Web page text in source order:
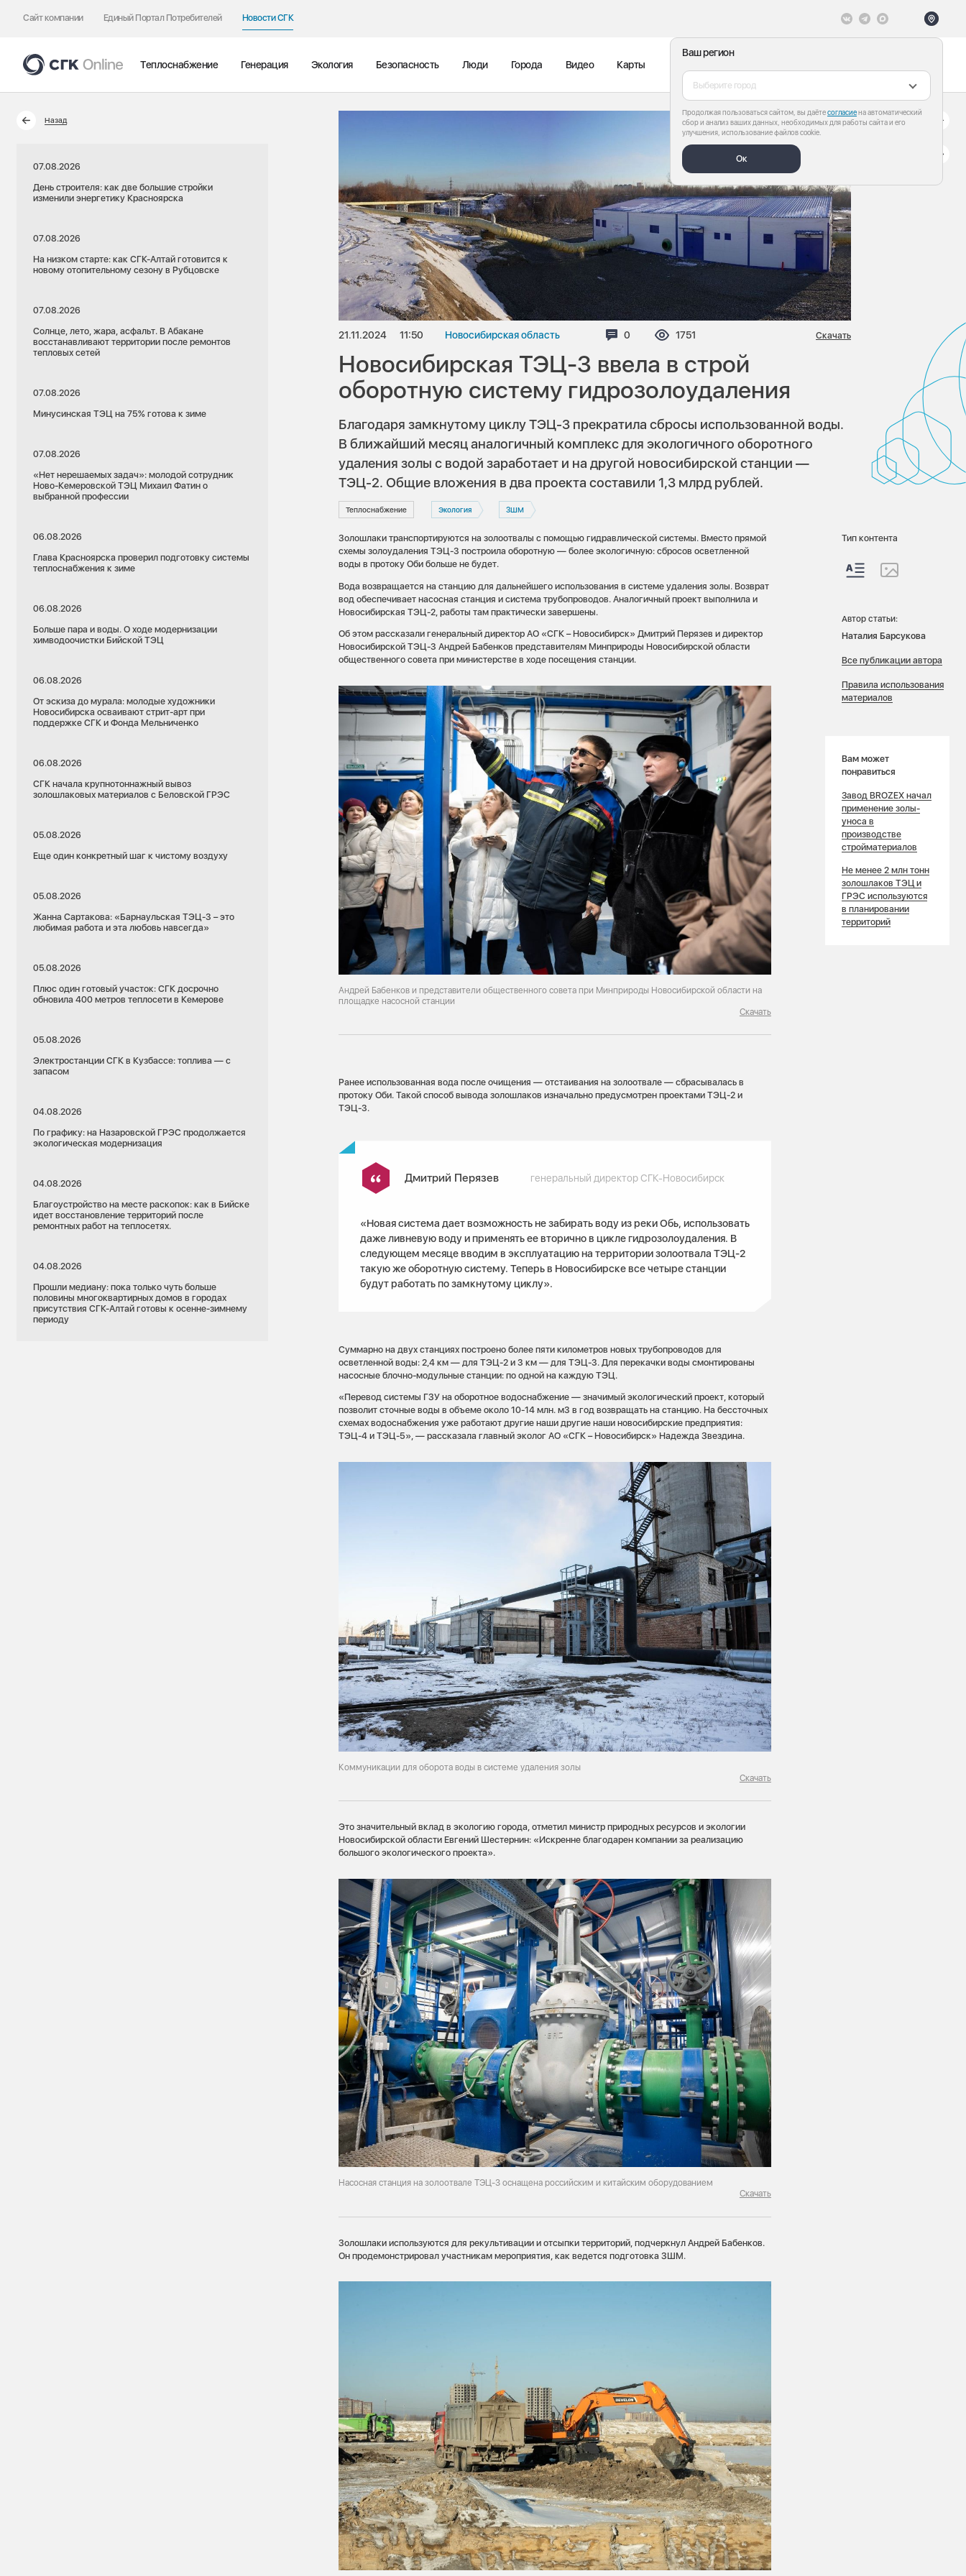
Сайт компании Единый Портал Потребителей Новости СГК
Ваш регион
Выберите город
Продолжая пользоваться сайтом, вы даётесогласиена автоматический
сбор и анализ ваших данных, необходимых для работы сайта и его
улучшения, использование файлов cookie.
Ок
Теплоснабжение Генерация Экология Безопасность Люди Города Видео Карты
Назад
07.08.2026
День строителя: как две большие стройки
изменили энергетику Красноярска
07.08.2026
На низком старте: как СГК-Алтай готовится к
новому отопительному сезону в Рубцовске
07.08.2026
Солнце, лето, жара, асфальт. В Абакане
восстанавливают территории после ремонтов
тепловых сетей
07.08.2026
Минусинская ТЭЦ на 75% готова к зиме
07.08.2026
«Нет нерешаемых задач»: молодой сотрудник
Ново-Кемеровской ТЭЦ Михаил Фатин о
выбранной профессии
06.08.2026
Глава Красноярска проверил подготовку системы
теплоснабжения к зиме
06.08.2026
Больше пара и воды. О ходе модернизации
химводоочистки Бийской ТЭЦ
06.08.2026
От эскиза до мурала: молодые художники
Новосибирска осваивают стрит-арт при
поддержке СГК и Фонда Мельниченко
06.08.2026
СГК начала крупнотоннажный вывоз
золошлаковых материалов с Беловской ГРЭС
05.08.2026
Еще один конкретный шаг к чистому воздуху
05.08.2026
Жанна Сартакова: «Барнаульская ТЭЦ-3 – это
любимая работа и эта любовь навсегда»
05.08.2026
Плюс один готовый участок: СГК досрочно
обновила 400 метров теплосети в Кемерове
05.08.2026
Электростанции СГК в Кузбассе: топлива — с
запасом
04.08.2026
По графику: на Назаровской ГРЭС продолжается
экологическая модернизация
04.08.2026
Благоустройство на месте раскопок: как в Бийске
идет восстановление территорий после
ремонтных работ на теплосетях.
04.08.2026
Прошли медиану: пока только чуть больше
половины многоквартирных домов в городах
присутствия СГК-Алтай готовы к осенне-зимнему
периоду
21.11.2024 11:50 Новосибирская область Комментариев:
0 Просмотров:
1751 Скачать
Новосибирская ТЭЦ-3 ввела в строй
оборотную систему гидрозолоудаления
Благодаря замкнутому циклу ТЭЦ-3 прекратила сбросы использованной воды.
В ближайший месяц аналогичный комплекс для экологичного оборотного
удаления золы с водой заработает и на другой новосибирской станции —
ТЭЦ-2. Общие вложения в два проекта составили 1,3 млрд рублей.
Теплоснабжение Экология ЗШМ
Золошлаки транспортируются на золоотвалы с помощью гидравлической системы. Вместо прямой
схемы золоудаления ТЭЦ-3 построила оборотную — более экологичную: сбросов осветленной
воды в протоку Оби больше не будет.
Вода возвращается на станцию для дальнейшего использования в системе удаления золы. Возврат
вод обеспечивает насосная станция и система трубопроводов. Аналогичный проект выполнила и
Новосибирская ТЭЦ-2, работы там практически завершены.
Об этом рассказали генеральный директор АО «СГК – Новосибирск» Дмитрий Перязев и директор
Новосибирской ТЭЦ-3 Андрей Бабенков представителям Минприроды Новосибирской области
общественного совета при министерстве в ходе посещения станции.
Андрей Бабенков и представители общественного совета при Минприроды Новосибирской области на
площадке насосной станции
Скачать
Ранее использованная вода после очищения — отстаивания на золоотвале — сбрасывалась в
протоку Оби. Такой способ вывода золошлаков изначально предусмотрен проектами ТЭЦ-2 и
ТЭЦ-3.
Дмитрий Перязев генеральный директор СГК-Новосибирск
«Новая система дает возможность не забирать воду из реки Обь, использовать
даже ливневую воду и применять ее вторично в цикле гидрозолоудаления. В
следующем месяце вводим в эксплуатацию на территории золоотвала ТЭЦ-2
такую же оборотную систему. Теперь в Новосибирске все четыре станции
будут работать по замкнутому циклу».
Суммарно на двух станциях построено более пяти километров новых трубопроводов для
осветленной воды: 2,4 км — для ТЭЦ-2 и 3 км — для ТЭЦ-3. Для перекачки воды смонтированы
насосные блочно-модульные станции: по одной на каждую ТЭЦ.
«Перевод системы ГЗУ на оборотное водоснабжение — значимый экологический проект, который
позволит сточные воды в объеме около 10-14 млн. м3 в год возвращать на станцию. На бессточных
схемах водоснабжения уже работают другие наши другие наши новосибирские предприятия:
ТЭЦ-4 и ТЭЦ-5», — рассказала главный эколог АО «СГК – Новосибирск» Надежда Звездина.
Коммуникации для оборота воды в системе удаления золы
Скачать
Это значительный вклад в экологию города, отметил министр природных ресурсов и экологии
Новосибирской области Евгений Шестернин: «Искренне благодарен компании за реализацию
большого экологического проекта».
Насосная станция на золоотвале ТЭЦ-3 оснащена российским и китайским оборудованием
Скачать
Золошлаки используются для рекультивации и отсыпки территорий, подчеркнул Андрей Бабенков.
Он продемонстрировал участникам мероприятия, как ведется подготовка ЗШМ.
Тип контента
Автор статьи:
Наталия Барсукова
Все публикации автора
Правила использования
материалов
Вам может
понравиться
Завод BROZEX начал
применение золы-
уноса в
производстве
стройматериалов
Не менее 2 млн тонн
золошлаков ТЭЦ и
ГРЭС используются
в планировании
территорий